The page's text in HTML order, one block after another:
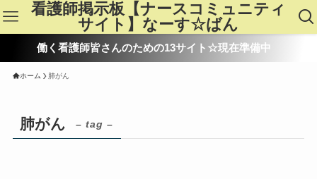
看護師掲示板【ナースコミュニティ
サイト】なーす☆ばん
働く看護師皆さんのための13サイト☆現在準備中
ホーム 肺がん
肺がん – tag –